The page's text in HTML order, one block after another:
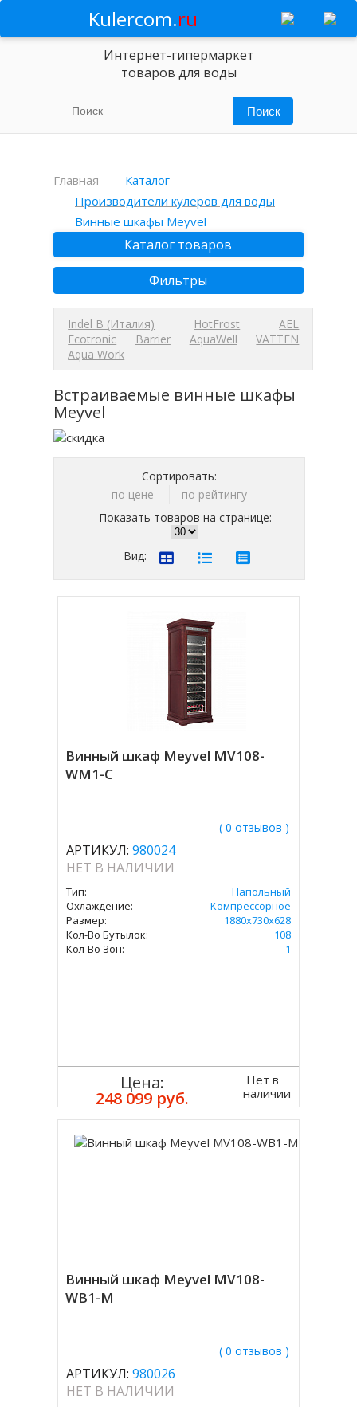
Kulercom.ru
Интернет-гипермаркет
товаров для воды
Главная
Каталог
Производители кулеров для воды
Винные шкафы Meyvel
Каталог товаров
Фильтры
Indel B (Италия) HotFrost
AEL
Ecotronic
Barrier AquaWell
VATTEN
Aqua Work
Встраиваемые винные шкафы
Meyvel
Сортировать:
по цене
по рейтингу
Показать товаров на странице:
Вид:
Винный шкаф Meyvel MV108-
WM1-C
( 0 отзывов )
АРТИКУЛ: 980024
НЕТ В НАЛИЧИИ
Тип:
Напольный
Охлаждение:
Компрессорное
Размер:
1880х730х628
Кол-Во Бутылок:
108
Кол-Во Зон:
1
Цена:
248 099 руб.
Нет в
наличии
Винный шкаф Meyvel MV108-
WB1-M
( 0 отзывов )
АРТИКУЛ: 980026
НЕТ В НАЛИЧИИ